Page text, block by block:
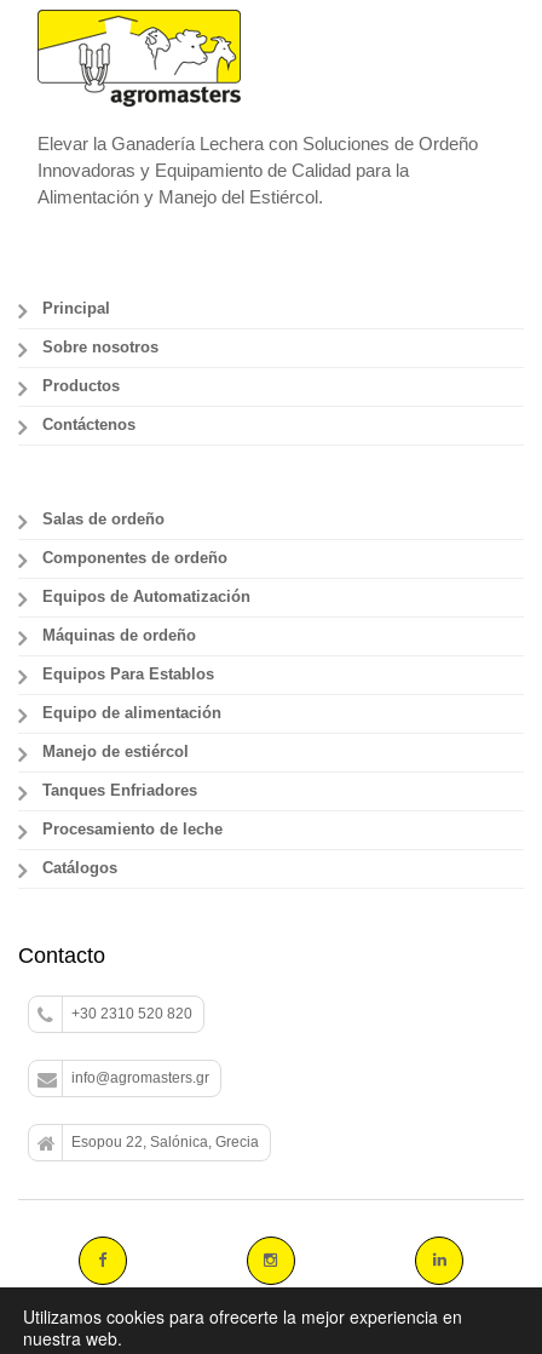
Elevar la Ganadería Lechera con Soluciones de Ordeño
Innovadoras y Equipamiento de Calidad para la
Alimentación y Manejo del Estiércol.
Principal
Sobre nosotros
Productos
Contáctenos
Salas de ordeño
Componentes de ordeño
Equipos de Automatización
Máquinas de ordeño
Equipos Para Establos
Equipo de alimentación
Manejo de estiércol
Tanques Enfriadores
Procesamiento de leche
Catálogos
Contacto
+30 2310 520 820
info@agromasters.gr
Esopou 22, Salónica, Grecia
Utilizamos cookies para ofrecerte la mejor experiencia en
nuestra web.